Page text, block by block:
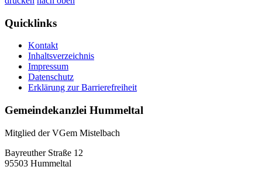
Quicklinks
Kontakt
Inhaltsverzeichnis
Impressum
Datenschutz
Erklärung zur Barrierefreiheit
Gemeindekanzlei Hummeltal
Mitglied der VGem Mistelbach
Bayreuther Straße 12
95503 Hummeltal